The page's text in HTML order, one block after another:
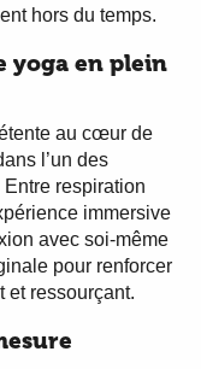
hors du temps.
yoga en plein
au cœur de
l’un des
respiration
immersive
avec soi-même
pour renforcer
et ressourçant.